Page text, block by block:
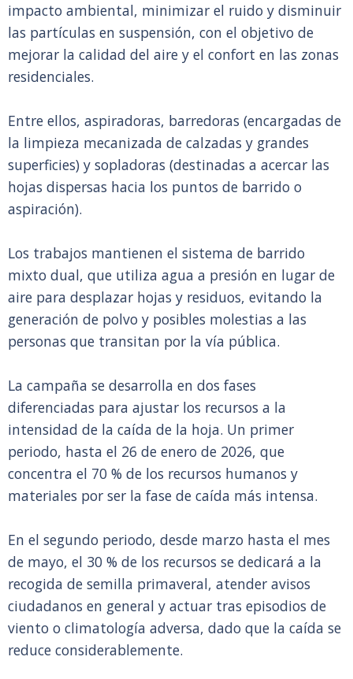
impacto ambiental, minimizar el ruido y disminuir
las partículas en suspensión, con el objetivo de
mejorar la calidad del aire y el confort en las zonas
residenciales.
Entre ellos, aspiradoras, barredoras (encargadas de
la limpieza mecanizada de calzadas y grandes
superficies) y sopladoras (destinadas a acercar las
hojas dispersas hacia los puntos de barrido o
aspiración).
Los trabajos mantienen el sistema de barrido
mixto dual, que utiliza agua a presión en lugar de
aire para desplazar hojas y residuos, evitando la
generación de polvo y posibles molestias a las
personas que transitan por la vía pública.
La campaña se desarrolla en dos fases
diferenciadas para ajustar los recursos a la
intensidad de la caída de la hoja. Un primer
periodo, hasta el 26 de enero de 2026, que
concentra el 70 % de los recursos humanos y
materiales por ser la fase de caída más intensa.
En el segundo periodo, desde marzo hasta el mes
de mayo, el 30 % de los recursos se dedicará a la
recogida de semilla primaveral, atender avisos
ciudadanos en general y actuar tras episodios de
viento o climatología adversa, dado que la caída se
reduce considerablemente.